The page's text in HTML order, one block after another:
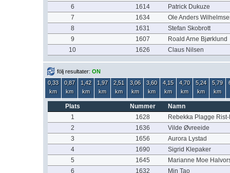
6
1614
Patrick Dukuze
7
1634
Ole Anders
8
1631
Stefan Skobrott
9
1607
Roald Arne Bjørklund
10
1626 Claus Nilsen
följ resultater: ON
0,33
km
0,87
km
1,42
km
1,97
km
2,51
km
3,06
km
3,60
km
4,15
km
4,70
km
5,24
km
5,79
km
Plats Nummer
Namn
1
1628
Rebekka Plagge
2
1636
Vilde Øvreeide
3
1656
Aurora Lystad
4
1690
Sigrid Klepaker
5
1645
Marianne Moe
6
1632 Min Tao